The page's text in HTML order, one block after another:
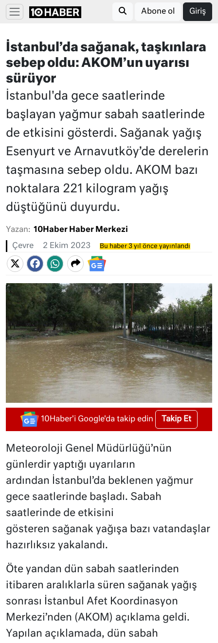
Abone ol Giriş
İstanbul’da sağanak, taşkınlara
sebep oldu: AKOM’un uyarısı
sürüyor
İstanbul'da gece saatlerinde
başlayan yağmur sabah saatlerinde
de etkisini gösterdi. Sağanak yağış
Esenyurt ve Arnavutköy’de derelerin
taşmasına sebep oldu. AKOM bazı
noktalara 221 kilogram yağış
düştüğünü duyurdu.
Yazan: 10Haber Haber Merkezi
Çevre 2 Ekim 2023 Bu haber 3 yıl önce yayınlandı
10Haber'i Google'da takip edin Takip Et
Meteoroloji Genel Müdürlüğü’nün
günlerdir yaptığı uyarıların
ardından İstanbul’da beklenen yağmur
gece saatlerinde başladı. Sabah
saatlerinde de etkisini
gösteren sağanak yağışa bazı vatandaşlar
hazırlıksız yakalandı.
Öte yandan dün sabah saatlerinden
itibaren aralıklarla süren sağanak yağış
sonrası İstanbul Afet Koordinasyon
Merkezi’nden (AKOM) açıklama geldi.
Yapılan açıklamada, dün sabah